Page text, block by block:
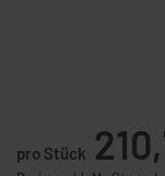
pro Stück